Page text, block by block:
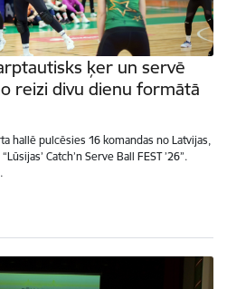
ķer un servē
reizi divu dienu formātā
hallē pulcēsies 16 komandas no Latvijas,
Catch’n Serve Ball FEST ’26”.